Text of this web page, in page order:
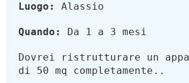
Luogo: Alassio
Quando: Da 1 a 3 mesi
Dovrei ristrutturare un
di 50 mq completamente..